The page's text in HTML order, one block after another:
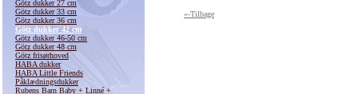
Götz dukker 27 cm
Götz dukker 33 cm
Götz dukker 36 cm
Götz dukker 42 cm
Götz dukker 46-50 cm
Götz dukker 48 cm
Götz frisørhoved
HABA dukker
HABA Little Friends
Påklædningsdukker
Rubens Barn Baby + Linné +
«-Tilbage